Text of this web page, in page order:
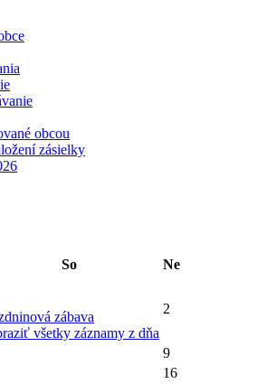
obcou
zásielky
So Ne
zábava
všetky záznamy z dňa
2
9
16